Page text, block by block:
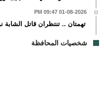
01-08-2026 09:47 PM
تهمتان .. تنتظران قاتل الشابة
شخصيات المحافظة